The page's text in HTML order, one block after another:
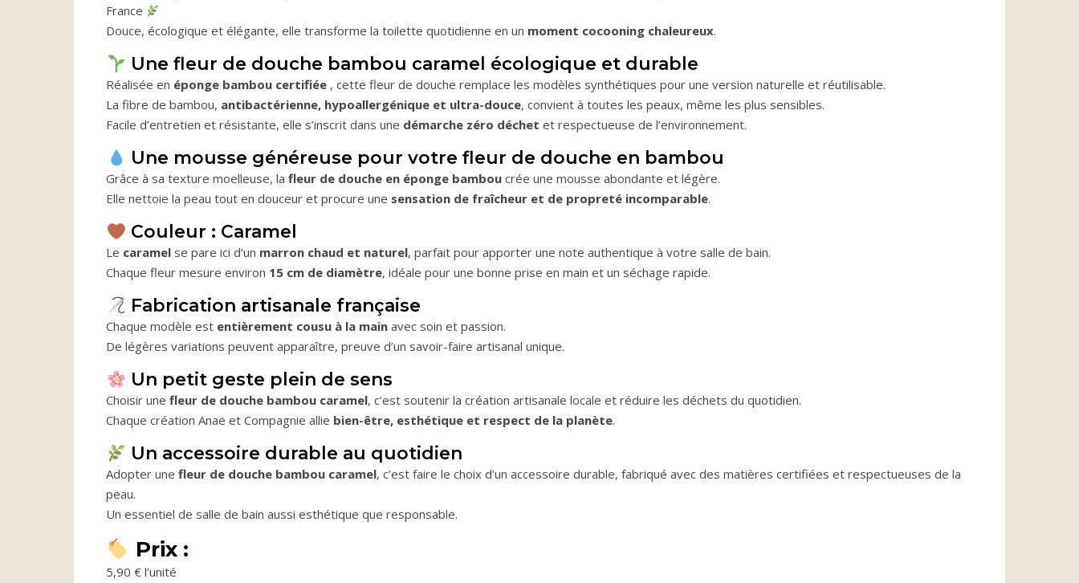
France
Douce, écologique et élégante, elle transforme la toilette quotidienne en un moment cocooning chaleureux.
Une fleur de douche bambou caramel écologique et durable
Réalisée en éponge bambou certifiée , cette fleur de douche remplace les modèles synthétiques pour une version naturelle et réutilisable.
La fibre de bambou, antibactérienne, hypoallergénique et ultra-douce, convient à toutes les peaux, même les plus sensibles.
Facile d’entretien et résistante, elle s’inscrit dans une démarche zéro déchet et respectueuse de l’environnement.
Une mousse généreuse pour votre fleur de douche en bambou
Grâce à sa texture moelleuse, la fleur de douche en éponge bambou crée une mousse abondante et légère.
Elle nettoie la peau tout en douceur et procure une sensation de fraîcheur et de propreté incomparable.
Couleur : Caramel
Le caramel se pare ici d’un marron chaud et naturel, parfait pour apporter une note authentique à votre salle de bain.
Chaque fleur mesure environ 15 cm de diamètre, idéale pour une bonne prise en main et un séchage rapide.
Fabrication artisanale française
Chaque modèle est entièrement cousu à la main avec soin et passion.
De légères variations peuvent apparaître, preuve d’un savoir-faire artisanal unique.
Un petit geste plein de sens
Choisir une fleur de douche bambou caramel, c’est soutenir la création artisanale locale et réduire les déchets du quotidien.
Chaque création Anaë et Compagnie allie bien-être, esthétique et respect de la planète.
Un accessoire durable au quotidien
Adopter une fleur de douche bambou caramel, c’est faire le choix d’un accessoire durable, fabriqué avec des matières certifiées et respectueuses de la
peau.
Un essentiel de salle de bain aussi esthétique que responsable.
Prix :
5,90 € l’unité